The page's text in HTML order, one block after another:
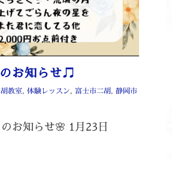
お知らせ♫
教室, 体験レッスン, 富士市二胡, 静岡市
お知らせ🌸 1月23日